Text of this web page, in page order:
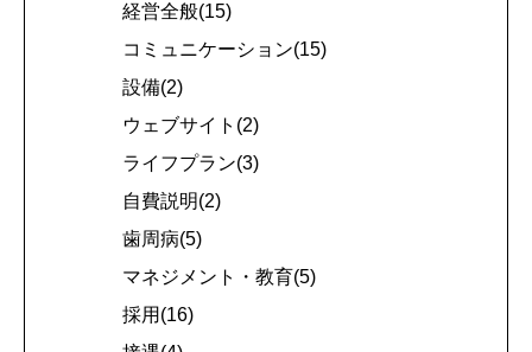
経営全般(15)
コミュニケーション(15)
設備(2)
ウェブサイト(2)
ライフプラン(3)
自費説明(2)
歯周病(5)
マネジメント・教育(5)
採用(16)